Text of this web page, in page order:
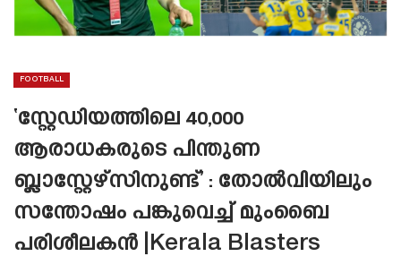
FOOTBALL
‘സ്റ്റേഡിയത്തിലെ 40,000
ആരാധകരുടെ പിന്തുണ
ബ്ലാസ്റ്റേഴ്സിനുണ്ട്’ : തോൽവിയിലും
സന്തോഷം പങ്കുവെച്ച് മുംബൈ
പരിശീലകൻ |Kerala Blasters